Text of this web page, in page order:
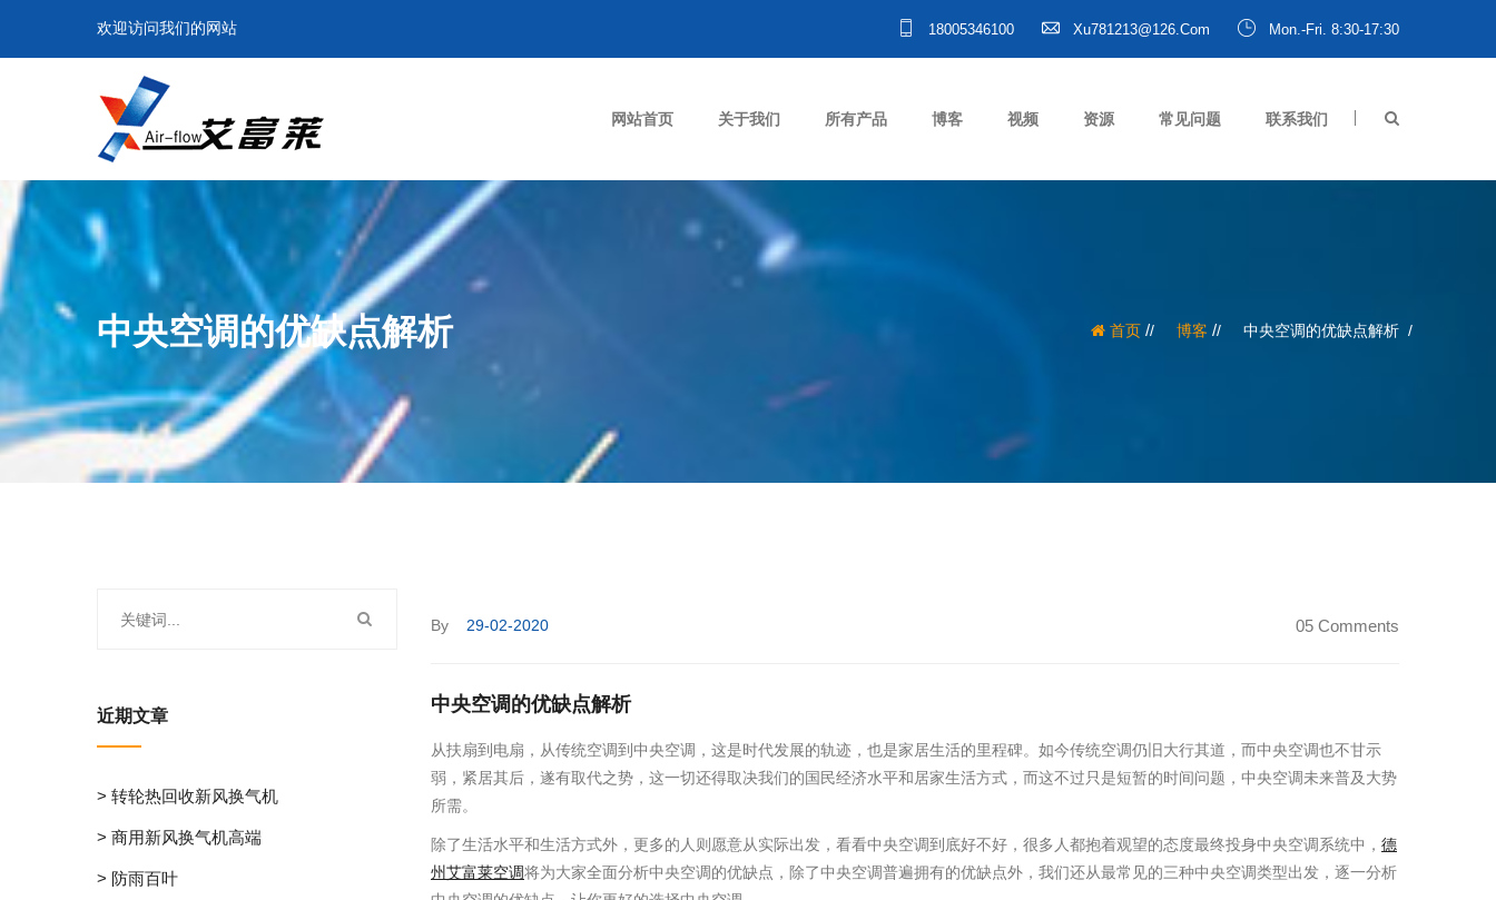
欢迎访问我们的网站 18005346100 Xu781213@126.com Mon.-Fri. 8:30-17:30
网站首页 关于我们 所有产品 博客 视频 资源 常见问题 联系我们
中央空调的优缺点解析 首页 / 博客 / 中央空调的优缺点解析
By 29-02-2020 05 Comments
中央空调的优缺点解析
从扶扇到电扇，从传统空调到中央空调，这是时代发展的轨迹，也是家居生活的里程碑。如今传统空调仍旧大行其道，而中央空调也不甘示
弱，紧居其后，遂有取代之势，这一切还得取决我们的国民经济水平和居家生活方式，而这不过只是短暂的时间问题，中央空调未来普及大势
所需。
除了生活水平和生活方式外，更多的人则愿意从实际出发，看看中央空调到底好不好，很多人都抱着观望的态度最终投身中央空调系统中， 德
州艾富莱空调将为大家全面分析中央空调的优缺点，除了中央空调普遍拥有的优缺点外，我们还从最常见的三种中央空调类型出发，逐一分析
近期文章
> 转轮热回收新风换气机
> 商用新风换气机高端
> 防雨百叶